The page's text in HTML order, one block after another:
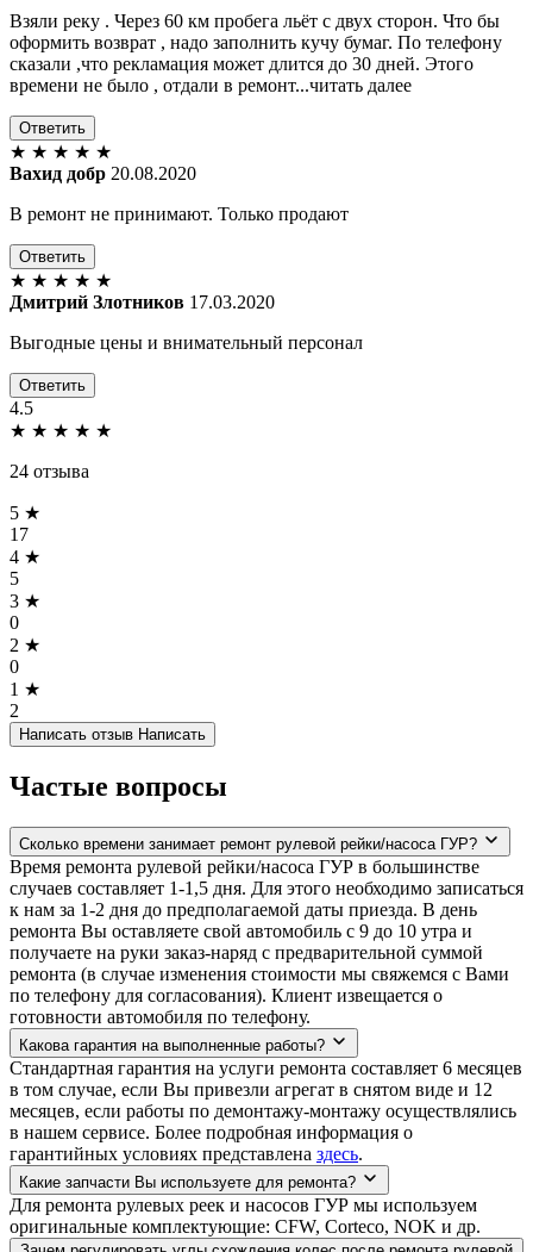
Взяли реку . Через 60 км пробега льёт с двух сторон. Что бы
оформить возврат , надо заполнить кучу бумаг. По телефону
сказали ,что рекламация может длится до 30 дней. Этого
времени не было , отдали в ремонт...читать далее
Ответить
★ ★ ★ ★ ★
Вахид добр 20.08.2020
В ремонт не принимают. Только продают
Ответить
★ ★ ★ ★ ★
Дмитрий Злотников 17.03.2020
Выгодные цены и внимательный персонал
Ответить
4.5
★ ★ ★ ★ ★
24 отзыва
5 ★
17
4 ★
5
3 ★
0
2 ★
0
1 ★
2
Написать отзыв Написать
Частые вопросы
Сколько времени занимает ремонт рулевой рейки/насоса ГУР?
Время ремонта рулевой рейки/насоса ГУР в большинстве
случаев составляет 1-1,5 дня. Для этого необходимо записаться
к нам за 1-2 дня до предполагаемой даты приезда. В день
ремонта Вы оставляете свой автомобиль с 9 до 10 утра и
получаете на руки заказ-наряд с предварительной суммой
ремонта (в случае изменения стоимости мы свяжемся с Вами
по телефону для согласования). Клиент извещается о
готовности автомобиля по телефону.
Какова гарантия на выполненные работы?
Стандартная гарантия на услуги ремонта составляет 6 месяцев
в том случае, если Вы привезли агрегат в снятом виде и 12
месяцев, если работы по демонтажу-монтажу осуществлялись
в нашем сервисе. Более подробная информация о
гарантийных условиях представлена здесь.
Какие запчасти Вы используете для ремонта?
Для ремонта рулевых реек и насосов ГУР мы используем
оригинальные комплектующие: CFW, Corteco, NOK и др.